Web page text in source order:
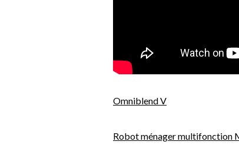
Omniblend V
Robot ménager multifonction